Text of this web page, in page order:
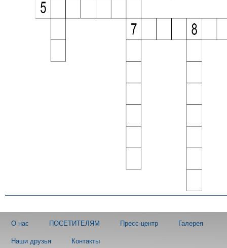
О нас ПОСЕТИТЕЛЯМ Пресс-центр Галерея
Наши друзья Контакты